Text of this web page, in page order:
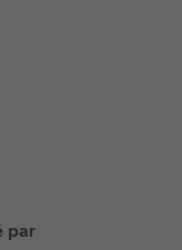
par